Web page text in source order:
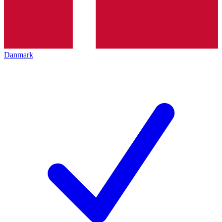
Danmark